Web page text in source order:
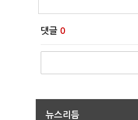
댓글 0
뉴스리듬